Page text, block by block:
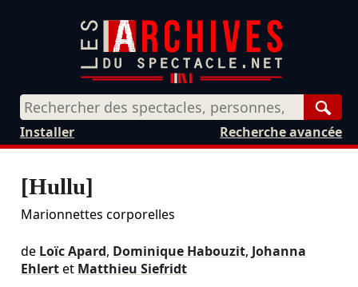
Recherche avancée
Installer
[Hullu]
Marionnettes corporelles
de Loïc Apard, Dominique Habouzit, Johanna
Ehlertet Matthieu Siefridt